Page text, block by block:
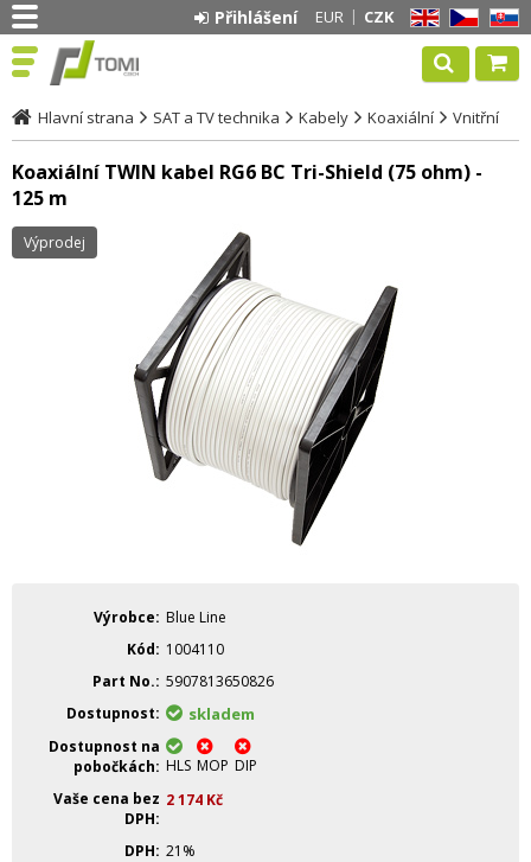
EN CZ SK
EUR CZK
Přihlášení
Hlavní strana SAT a TV technika Kabely Koaxiální Vnitřní
Koaxiální TWIN kabel RG6 BC Tri-Shield (75 ohm) -
125 m
Výprodej
Výrobce
Blue Line
Kód
1004110
Part No. 5907813650826
Dostupnost
skladem
Dostupnost na
pobočkách
HLS MOP DIP
Vaše cena bez
DPH
2 174 Kč
DPH 21%